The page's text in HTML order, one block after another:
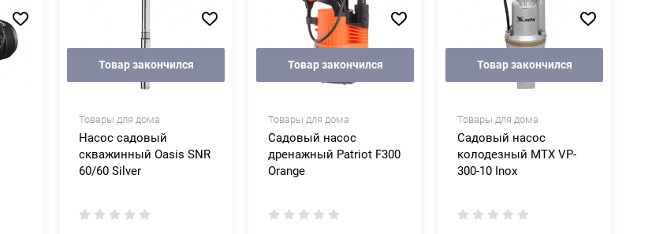
Товар закончился
Товары для дома
Насос садовый
скважинный Oasis SNR
60/60 Silver
Товар закончился
Товары для дома
Садовый насос
дренажный Patriot F300
Orange
Товар закончился
Товары для дома
Садовый насос
колодезный MTX VP-
300-10 Inox